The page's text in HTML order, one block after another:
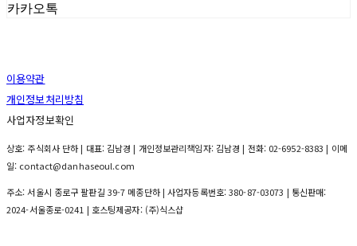
카카오톡
이용약관
개인정보처리방침
사업자정보확인
상호: 주식회사 단하 | 대표: 김남경 | 개인정보관리책임자: 김남경 | 전화: 02-6952-8383 | 이메
일: contact@danhaseoul.com
주소: 서울시 종로구 팔판길 39-7 메종단하 | 사업자등록번호:380-87-03073 | 통신판매:
2024-서울종로-0241 | 호스팅제공자: (주)식스샵